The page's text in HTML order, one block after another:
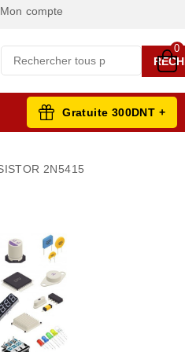
Mon compte
0
Gratuite 300DNT +
2N5415